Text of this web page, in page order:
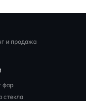
и продажа
фар
стекла